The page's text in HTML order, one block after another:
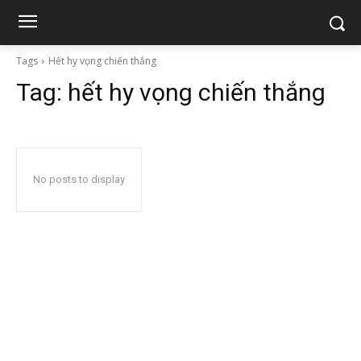
Tags Hết hy vọng chiến thắng
Tag: hết hy vọng chiến thắng
No posts to display